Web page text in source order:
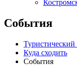
События
Куда сходить
События